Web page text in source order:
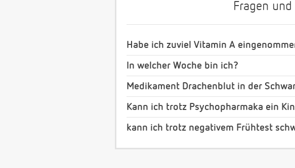
Fragen
Habe ich zuviel Vitamin A
In welcher Woche bin ich?
Medikament Drachenblut in der
Kann ich trotz Psychopharmaka ein
kann ich trotz negativem Frühtest